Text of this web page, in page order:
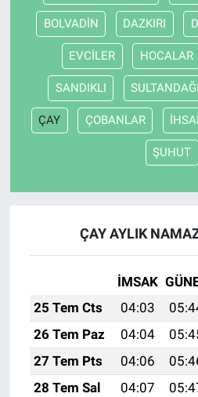
BOLVADİN DAZKIRI
EVCİLER HOCALAR
SANDIKLI SULTANDAĞI
ÇAY ÇOBANLAR
ŞUHUT
ÇAY AYLIK
İMSAK
25 Tem Cts
04:03
26 Tem Paz
04:04
27 Tem Pts
04:06
28 Tem Sal
04:07